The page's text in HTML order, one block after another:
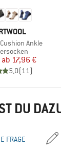
Ankle
Preis
reduzierter Preis
ab 17,96 €
5,0(11)
DU
FRAGE